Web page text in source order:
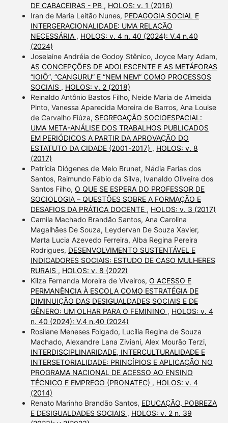
DE CABACEIRAS - PB , HOLOS: v. 1 (2016)
Iran de Maria Leitão Nunes, PEDAGOGIA SOCIAL E
INTERGERACIONALIDADE: UMA RELAÇÃO
NECESSÁRIA , HOLOS: v. 4 n. 40 (2024): V.4 n.40
(2024)
Joselaine Andréia de Godoy Stênico, Joyce Mary Adam,
AS CONCEPÇÕES DE ADOLESCENTE E AS METÁFORAS
“IOIÔ”, “CANGURU” E “NEM NEM” COMO PROCESSOS
SOCIAIS , HOLOS: v. 2 (2018)
Reinaldo Antônio Bastos Filho, Neide Maria de Almeida
Pinto, Vanessa Aparecida Moreira de Barros, Ana Louise
de Carvalho Fiúza, SEGREGAÇÃO SOCIOESPACIAL:
UMA META-ANÁLISE DOS TRABALHOS PUBLICADOS
EM PERIÓDICOS A PARTIR DA APROVAÇÃO DO
ESTATUTO DA CIDADE (2001-2017) , HOLOS: v. 8
(2017)
Patrícia Diógenes de Melo Brunet, Nádia Farias dos
Santos, Raimundo Fábio da Silva, Ivanaldo Oliveira dos
Santos Filho, O QUE SE ESPERA DO PROFESSOR DE
SOCIOLOGIA – QUESTÕES SOBRE A FORMAÇÃO E
DESAFIOS DA PRÁTICA DOCENTE , HOLOS: v. 3 (2017)
Camila Machado Brandão Santos, Ana Carolina
Magalhães De Souza, Leydervan De Souza Xavier,
Marta Lucia Azevedo Ferreira, Alba Regina Pereira
Rodrigues, DESENVOLVIMENTO SUSTENTÁVEL E
INDICADORES SOCIAIS: ESTUDO DE CASO MULHERES
RURAIS , HOLOS: v. 8 (2022)
Kilza Fernanda Moreira de Viveiros, O ACESSO E
PERMANÊNCIA À ESCOLA COMO ESTRATÉGIA DE
DIMINUIÇÃO DAS DESIGUALDADES SOCIAIS E DE
GÊNERO: UM OLHAR PARA O FEMININO , HOLOS: v. 4
n. 40 (2024): V.4 n.40 (2024)
Rosilane Meneses Folgado, Lucília Regina de Souza
Machado, Alexandre Lana Ziviani, Alex Mourão Terzi,
INTERDISCIPLINARIDADE, INTERCULTURALIDADE E
INTERSETORIALIDADE: PRINCÍPIOS E APLICAÇÃO NO
PROGRAMA NACIONAL DE ACESSO AO ENSINO
TÉCNICO E EMPREGO (PRONATEC) , HOLOS: v. 4
(2014)
Renato Marinho Brandão Santos, EDUCAÇÃO, POBREZA
E DESIGUALDADES SOCIAIS , HOLOS: v. 2 n. 39